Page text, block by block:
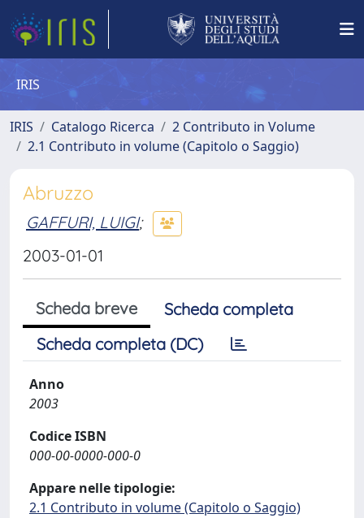
IRIS
IRIS Catalogo Ricerca
2 Contributo in Volume
2.1 Contributo in volume (Capitolo o Saggio)
Abruzzo
GAFFURI, LUIGI;
2003-01-01
Scheda breve
Scheda completa
Scheda completa (DC)
Anno
2003
Codice ISBN
000-00-0000-000-0
Appare nelle tipologie:
2.1 Contributo in volume (Capitolo o Saggio)